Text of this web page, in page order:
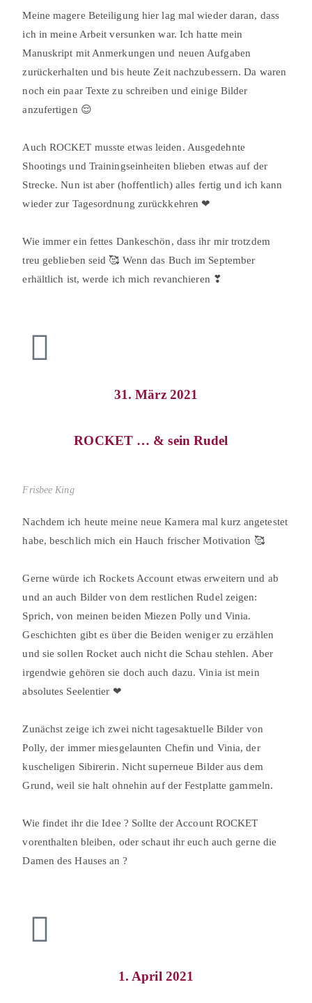
Meine magere Beteiligung hier lag mal wieder daran, dass
ich in meine Arbeit versunken war. Ich hatte mein
Manuskript mit Anmerkungen und neuen Aufgaben
zurückerhalten und bis heute Zeit nachzubessern. Da waren
noch ein paar Texte zu schreiben und einige Bilder
anzufertigen 😌⠀
Auch ROCKET musste etwas leiden. Ausgedehnte
Shootings und Trainingseinheiten blieben etwas auf der
Strecke. Nun ist aber (hoffentlich) alles fertig und ich kann
wieder zur Tagesordnung zurückkehren ❤⠀
Wie immer ein fettes Dankeschön, dass ihr mir trotzdem
treu geblieben seid 🥰 Wenn das Buch im September
erhältlich ist, werde ich mich revanchieren ❣⠀
31. März 2021
ROCKET … & sein Rudel⠀
Frisbee King
Nachdem ich heute meine neue Kamera mal kurz angetestet
habe, beschlich mich ein Hauch frischer Motivation 🥰⠀
Gerne würde ich Rockets Account etwas erweitern und ab
und an auch Bilder von dem restlichen Rudel zeigen:
Sprich, von meinen beiden Miezen Polly und Vinia.⠀
Geschichten gibt es über die Beiden weniger zu erzählen
und sie sollen Rocket auch nicht die Schau stehlen. Aber
irgendwie gehören sie doch auch dazu. Vinia ist mein
absolutes Seelentier ❤⠀
Zunächst zeige ich zwei nicht tagesaktuelle Bilder von
Polly, der immer miesgelaunten Chefin und Vinia, der
kuscheligen Sibirerin. Nicht superneue Bilder aus dem
Grund, weil sie halt ohnehin auf der Festplatte gammeln.⠀
Wie findet ihr die Idee ? Sollte der Account ROCKET
vorenthalten bleiben, oder schaut ihr euch auch gerne die
Damen des Hauses an ?
1. April 2021